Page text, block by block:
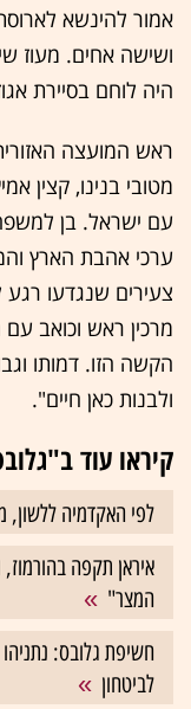
אמור להינשא
היה לוחם בסיירת
ראש המועצה
מטובי בנינו, קצין
עם ישראל. בן
ערכי אהבת הארץ
צעירים שנגדעו רגע
מרכין ראש וכואב
הקשה הזו. דמותו
ולבנות כאן חיים".
קיראו עוד
לפי האקדמיה ללשון,
איראן תקפה
המצר"
לביטחון